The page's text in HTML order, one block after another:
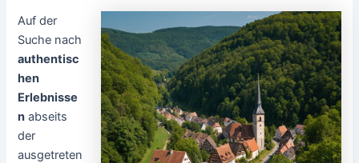
Auf der
Suche nach
authentisc
hen
Erlebnisse
n abseits
der
ausgetreten